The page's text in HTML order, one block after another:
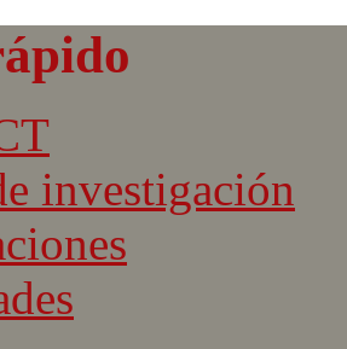
investigación